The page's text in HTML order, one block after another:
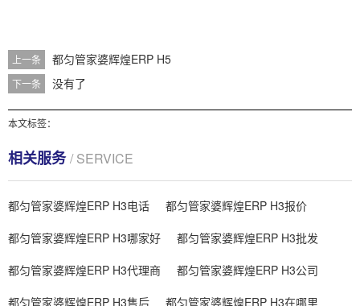
上一条 都匀管家婆辉煌ERP H5
下一条 没有了
本文标签：
相关服务/ SERVICE
都匀管家婆辉煌ERP H3电话
都匀管家婆辉煌ERP H3报价
都匀管家婆辉煌ERP H3哪家好
都匀管家婆辉煌ERP H3批发
都匀管家婆辉煌ERP H3代理商
都匀管家婆辉煌ERP H3公司
都匀管家婆辉煌ERP H3售后
都匀管家婆辉煌ERP H3在哪里